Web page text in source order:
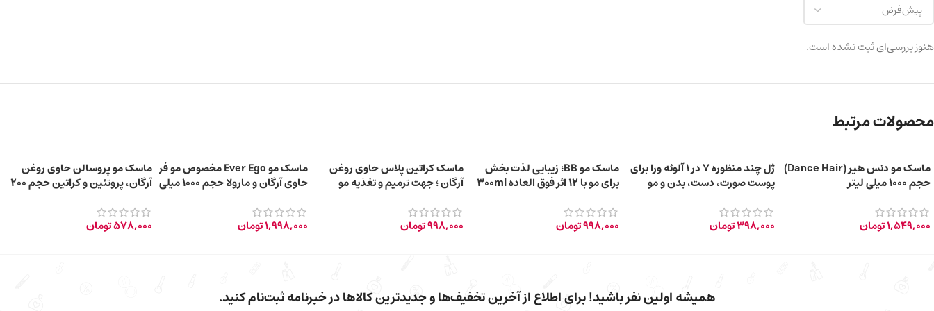
هنوز بررسی‌ای ثبت نشده است.
محصولات مرتبط
ماسک مو دنس هیر (Dance Hair)
حجم ۱۰۰۰ میلی لیتر
1,549,000تومان
ژل چند منظوره 7 در 1 آلوئه ورا برای
پوست صورت، دست، بدن و مو
398,000تومان
ماسک مو BB؛ زیبایی لذت بخش
برای مو با 12 اثر فوق العاده 300ml
998,000تومان
ماسک کراتین پلاس حاوی روغن
آرگان ؛ جهت ترمیم و تغذیه مو
998,000تومان
ماسک مو Ever Ego مخصوص مو فر
حاوی آرگان و مارولا حجم ۱۰۰۰ میلی
1,998,000تومان
ماسک مو پروسالن حاوی روغن
آرگان، پروتئین‌ و کراتین حجم 200
578,000تومان
همیشه اولین نفر باشید! برای اطلاع از آخرین تخفیف‌ها و جدیدترین کالاها در خبرنامه ثبت‌نام کنید.